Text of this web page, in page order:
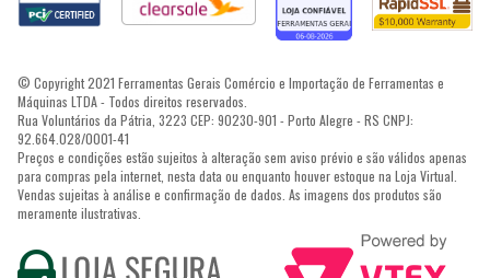
© Copyright 2021 Ferramentas Gerais Comércio e Importação de Ferramentas e
Máquinas LTDA - Todos direitos reservados.
Rua Voluntários da Pátria, 3223 CEP: 90230-901 - Porto Alegre - RS CNPJ:
92.664.028/0001-41
Preços e condições estão sujeitos à alteração sem aviso prévio e são válidos apenas
para compras pela internet, nesta data ou enquanto houver estoque na Loja Virtual.
Vendas sujeitas à análise e confirmação de dados. As imagens dos produtos são
meramente ilustrativas.